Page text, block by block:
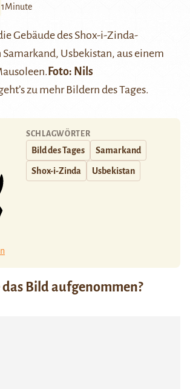
1Minute
Gebäude des Shox-i-Zinda-
Samarkand, Usbekistan, aus einem
Foto: Nils
zu mehr Bildern des Tages.
SCHLAGWÖRTER
Bild des Tages Samarkand
Shox-i-Zinda Usbekistan
Bild aufgenommen?